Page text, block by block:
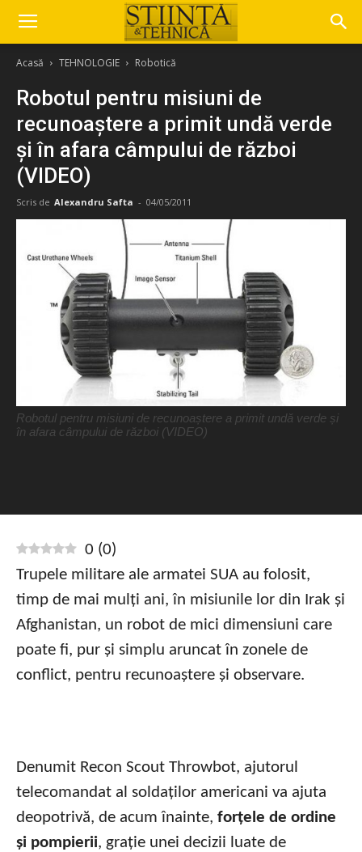
Acasă TEHNOLOGIE Robotică
Robotul pentru misiuni de
recunoaștere a primit undă verde
și în afara câmpului de război
(VIDEO)
Scris de Alexandru Safta - 04/05/2011
Robotul pentru misiuni de recunoaștere a primit undă verde și
în afara câmpului de război (VIDEO)
0 (0)
Trupele militare ale armatei SUA au folosit,
timp de mai mulți ani, în misiunile lor din Irak și
Afghanistan, un robot de mici dimensiuni care
poate fi, pur și simplu aruncat în zonele de
conflict, pentru recunoaștere și observare.
Denumit Recon Scout Throwbot, ajutorul
telecomandat al soldaților americani va ajuta
deopotrivă, de acum înainte, forțele de ordine
și pompierii, grație unei decizii luate de